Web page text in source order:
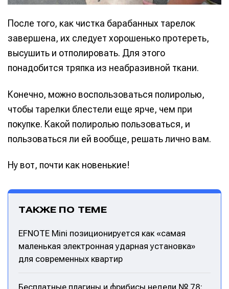
добавлять материалы в избранное и пользоваться
всеми возможностями сайта.
добавлять материалы в избранное и пользоваться
всеми возможностями сайта.
добавлять материалы в избранное и пользоваться
всеми возможностями сайта.
Написание
Продакшн
Инструменты
Оборудование
📖 Источники информации
🎁 Бесплатные VST
📻 Выбираем
оборудование
✨ Разбираемся в
добавлять материалы в избранное и пользоваться
всеми возможностями сайта.
Написание
Продакшн
Инструменты
Оборудование
📖 Источники информации
🎁 Бесплатные VST
📻 Выбираем
оборудование
✨ Разбираемся в
После того, как чистка барабанных тарелок
завершена, их следует хорошенько протереть,
высушить и отполировать. Для этого
понадобится тряпка из неабразивной ткани.
Конечно, можно воспользоваться полиролью,
чтобы тарелки блестели еще ярче, чем при
покупке. Какой полиролью пользоваться, и
пользоваться ли ей вообще, решать лично вам.
Ну вот, почти как новенькие!
ТАКЖЕ ПО ТЕМЕ
EFNOTE Mini позиционируется как «самая
маленькая электронная ударная установка»
для современных квартир
Бесплатные плагины и фрибисы недели № 78: